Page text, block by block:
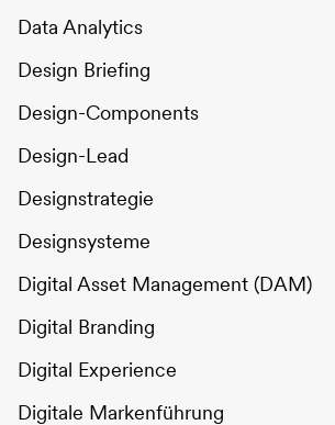
Data Analytics
Design Briefing
Design-Components
Design-Lead
Designstrategie
Designsysteme
Digital Asset Management (DAM)
Digital Branding
Digital Experience
Digitale Markenführung